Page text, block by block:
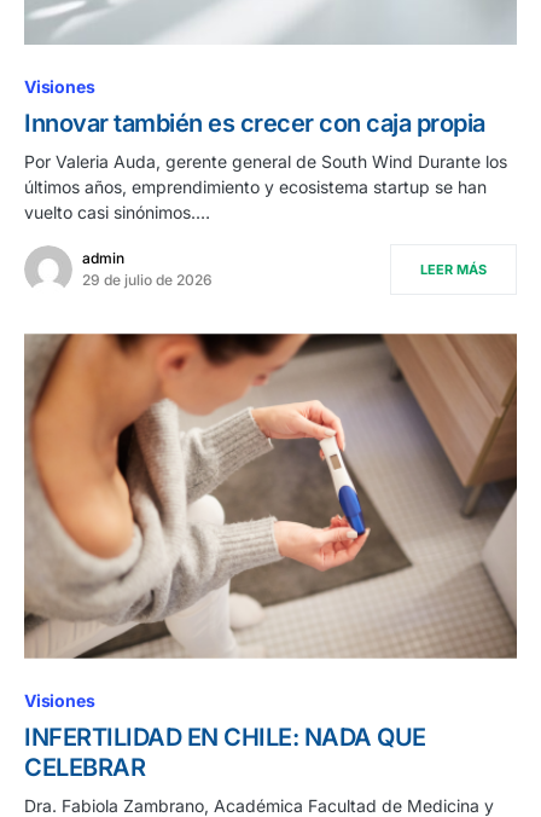
Visiones
Innovar también es crecer con caja propia
Por Valeria Auda, gerente general de South Wind Durante los
últimos años, emprendimiento y ecosistema startup se han
vuelto casi sinónimos.…
admin
29 de julio de 2026
LEER MÁS
Visiones
INFERTILIDAD EN CHILE: NADA QUE
CELEBRAR
Dra. Fabiola Zambrano, Académica Facultad de Medicina y